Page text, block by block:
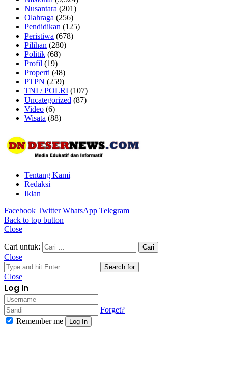
Nusantara (201)
Olahraga (256)
Pendidikan (125)
Peristiwa (678)
Pilihan (280)
Politik (68)
Profil (19)
Properti (48)
PTPN (259)
TNI / POLRI (107)
Uncategorized (87)
Video (6)
Wisata (88)
Tentang Kami
Redaksi
Iklan
Facebook Twitter WhatsApp Telegram
Back to top button
Close
Cari untuk:
Close
Search for
Close
Log In
Forget?
Remember me
Log In